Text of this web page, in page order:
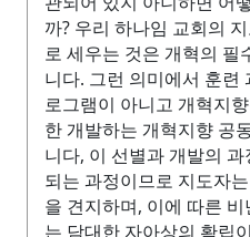
까? 우리 하나임 교회의
로 세우는 것은 개혁의 필
니다. 그런 의미에서 훈련
로그램이 아니고 개혁지
한 개발하는 개혁지향 공
니다, 이 선별과 개발의
되는 과정이므로 지도자
을 견지하며, 이에 따른
는 담대한 자아상의 확립